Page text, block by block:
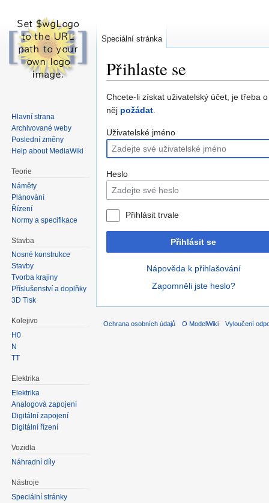
Přihlaste se
Skočit
na
Skočit
na
Chcete-li získat uživatelský účet, je třeba o
něj požádat.
Uživatelské jméno
Heslo
Přihlásit trvale
Přihlásit se
Nápověda k přihlašování
Zapomněli jste heslo?
Speciální stránka
Hlavní strana
Archivované weby
Poslední změny
Help about MediaWiki
Teorie
Náměty
Plánování
Řízení
Normy a specifikace
Stavba
Nosné konstrukce
Stavby
Tvorba krajiny
Příslušenství a doplňky
3D Tisk
Kolejivo
H0
N
TT
Elektrika
Elektrika
Analogová zapojení
Digitální zapojení
Digitální řízení
Vozidla
Náhradní díly
Nástroje
Speciální stránky
Ochrana osobních údajů O ModelWiki Vyloučení